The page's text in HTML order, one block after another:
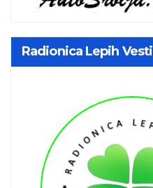
Radionica Lepih Vesti